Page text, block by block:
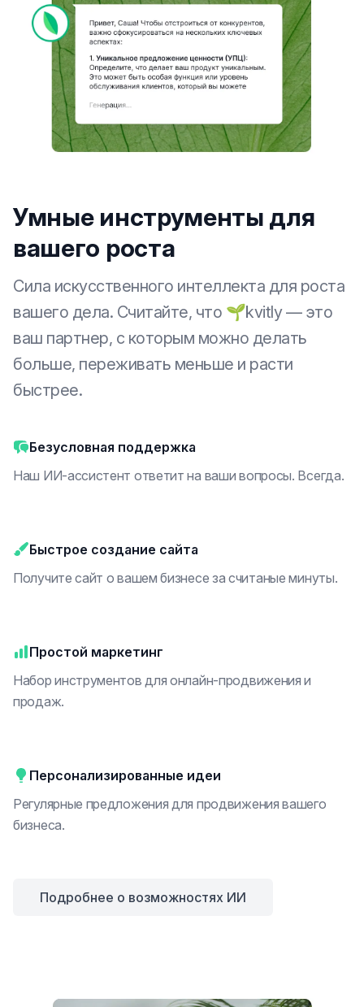
Умные инструменты для
вашего роста
Сила искусственного интеллекта для роста
вашего дела. Считайте, что 🌱kvitly — это
ваш партнер, с которым можно делать
больше, переживать меньше и расти
быстрее.
Безусловная поддержка
Наш ИИ-ассистент ответит на ваши вопросы. Всегда.
Быстрое создание сайта
Получите сайт о вашем бизнесе за считаные минуты.
Простой маркетинг
Набор инструментов для онлайн-продвижения и
продаж.
Персонализированные идеи
Регулярные предложения для продвижения вашего
бизнеса.
Подробнее о возможностях ИИ